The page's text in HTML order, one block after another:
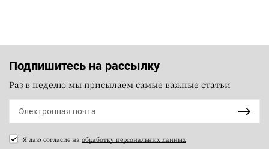
Подпишитесь на рассылку
Раз в неделю мы присылаем самые важные статьи
Я даю согласие на обработку персональных данных